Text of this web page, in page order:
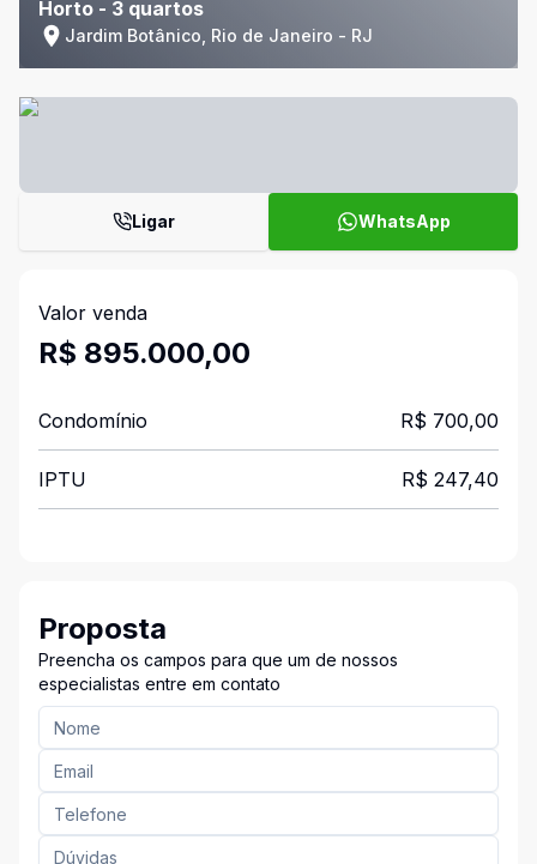
Horto - 3 quartos
Jardim Botânico, Rio de Janeiro - RJ
Ligar WhatsApp
Valor venda
R$ 895.000,00
Condomínio R$ 700,00
IPTU R$ 247,40
Proposta
Preencha os campos para que um de nossos
especialistas entre em contato